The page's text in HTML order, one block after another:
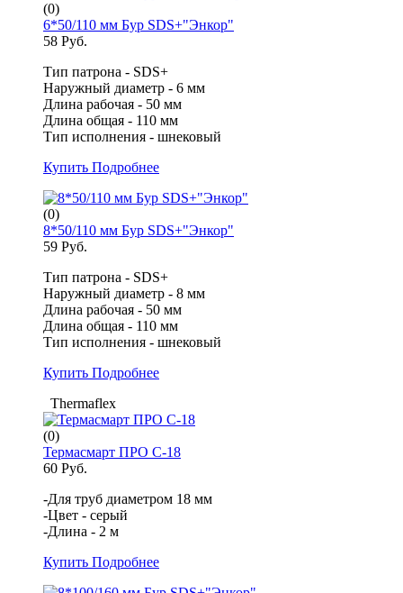
(0)
6*50/110 мм Бур SDS+"Энкор"
58 Руб.
Тип патрона - SDS+
Наружный диаметр - 6 мм
Длина рабочая - 50 мм
Длина общая - 110 мм
Тип исполнения - шнековый
Купить Подробнее
(0)
8*50/110 мм Бур SDS+"Энкор"
59 Руб.
Тип патрона - SDS+
Наружный диаметр - 8 мм
Длина рабочая - 50 мм
Длина общая - 110 мм
Тип исполнения - шнековый
Купить Подробнее
Thermaflex
(0)
Термасмарт ПРО С-18
60 Руб.
-Для труб диаметром 18 мм
-Цвет - серый
-Длина - 2 м
Купить Подробнее